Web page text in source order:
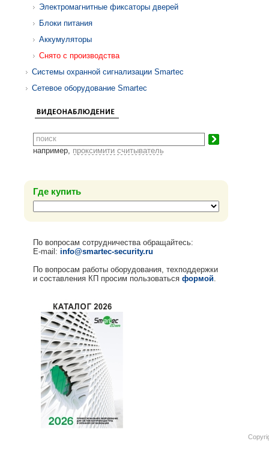
Электромагнитные фиксаторы дверей
Блоки питания
Аккумуляторы
Снято с производства
Системы охранной сигнализации Smartec
Сетевое оборудование Smartec
например, проксимити считыватель
Где купить
По вопросам сотрудничества обращайтесь:
E-mail: info@smartec-security.ru
По вопросам работы оборудования, техподдержки
и составления КП просим пользоваться формой